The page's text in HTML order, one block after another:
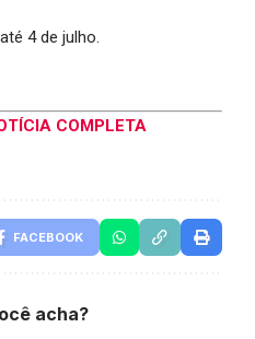
4 de julho.
COMPLETA
FACEBOOK
acha?